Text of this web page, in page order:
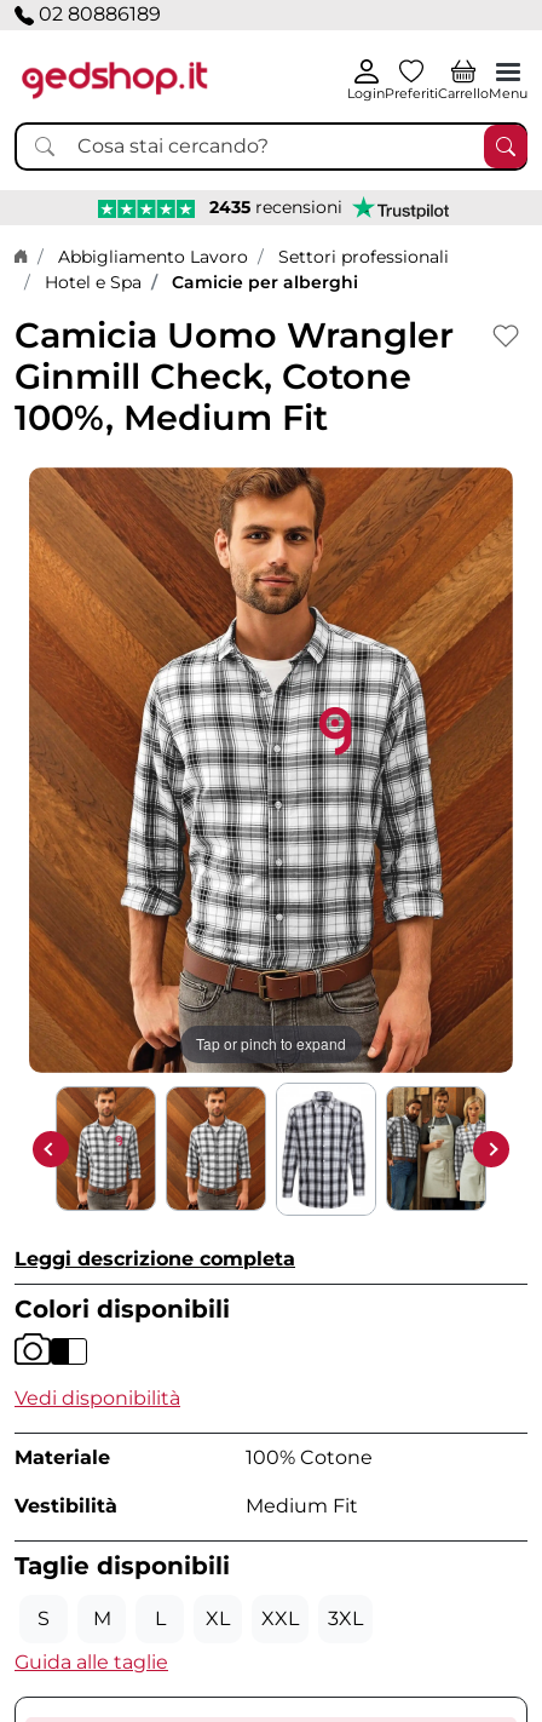
02 80886189
LoginPreferitiCarrelloMenu
2435 recensioni
Home page
Abbigliamento Lavoro
Settori professionali
Hotel e Spa
Camicie per alberghi
Camicia Uomo Wrangler
Ginmill Check, Cotone
100%, Medium Fit
Tap or pinch to expand
Leggi descrizione completa
Colori disponibili
Vedi disponibilità
Materiale 100% Cotone
Vestibilità Medium Fit
Taglie disponibili
S M L XL XXL
3XL
Guida alle taglie